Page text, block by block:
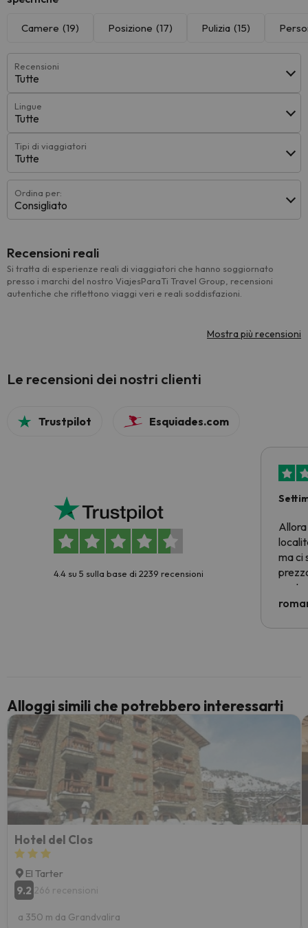
Camere (19) Posizione (17) Pulizia (15)
Recensioni
Tutte
Lingue
Tutte
Tipi di viaggiatori
Tutte
Ordina per:
Consigliato
Recensioni reali
Si tratta di esperienze reali di viaggiatori che hanno soggiornato
presso i marchi del nostro ViajesParaTi Travel Group, recensioni
autentiche che riflettono viaggi veri e reali soddisfazioni.
Mostra più recensioni
Le recensioni dei nostri clienti
Trustpilot Esquiades.com
4.4 su 5 sulla base di 2239 recensioni
Allora
ma ci
Alloggi simili che potrebbero interessarti
Hotel del Clos
El Tarter
9.2 266 recensioni
a 350 m da Grandvalira